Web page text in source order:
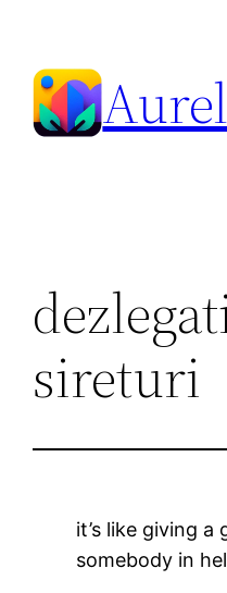
content
sireturi
it’s like giving
somebody in